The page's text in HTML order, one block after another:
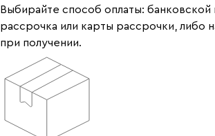
Выбирайте способ оплаты: банковской
рассрочка или карты рассрочки, либо
при получении.